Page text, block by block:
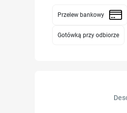
Przelew bankowy
Gotówką przy odbiorze